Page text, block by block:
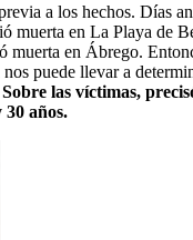
a los hechos. Días
muerta en La Playa de
muerta en Ábrego.
puede llevar a
Sobre las víctimas,
30 años.